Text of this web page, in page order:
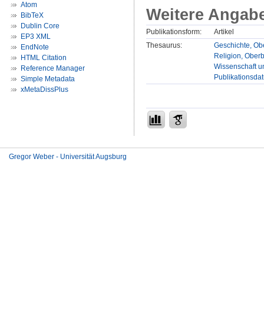
Atom
BibTeX
Dublin Core
EP3 XML
EndNote
HTML Citation
Reference Manager
Simple Metadata
xMetaDissPlus
Weitere
Publikationsform:
Artikel
Thesaurus:
Geschichte,
Religion,
Wissenschaft
Gregor Weber - Universität Augsburg